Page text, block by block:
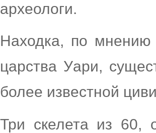
археологи.
Находка, по мнению
царства Уари,
более известной
Три скелета из 60,